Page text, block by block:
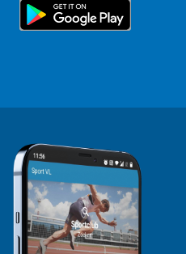
Topsporters